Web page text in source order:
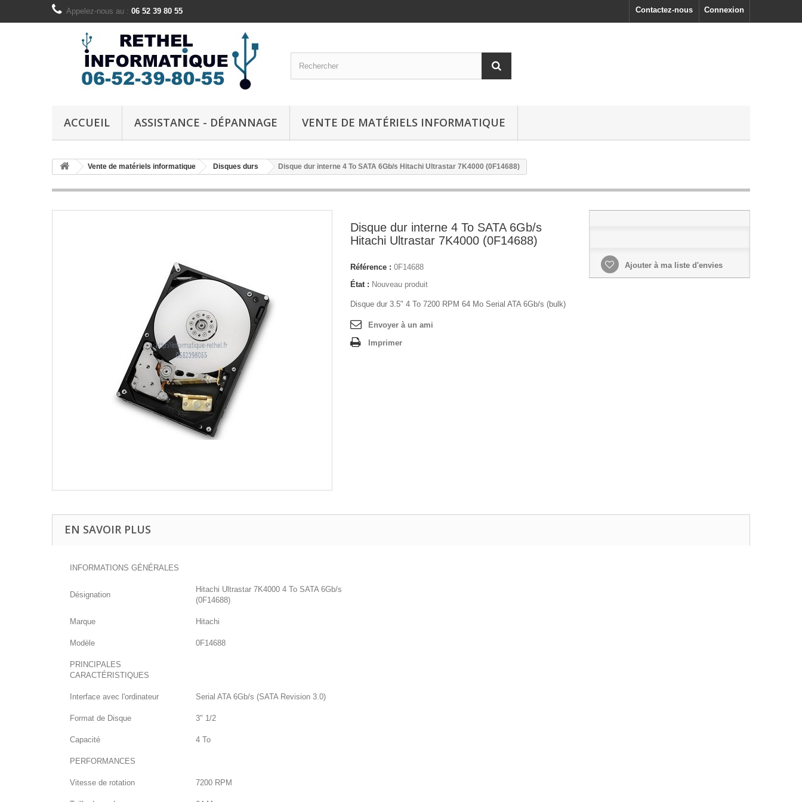
Connexion
Contactez-nous
Appelez-nous au : 06 52 39 80 55
ACCUEIL ASSISTANCE - DÉPANNAGE VENTE DE MATÉRIELS INFORMATIQUE
Vente de matériels informatique Disques durs Disque dur interne 4 To SATA 6Gb/s Hitachi Ultrastar 7K4000 (0F14688)
Disque dur interne 4 To SATA 6Gb/s
Hitachi Ultrastar 7K4000 (0F14688)
Référence : 0F14688
État : Nouveau produit
Disque dur 3.5" 4 To 7200 RPM 64 Mo Serial ATA 6Gb/s (bulk)
Envoyer à un ami
Imprimer
Ajouter à ma liste d'envies
EN SAVOIR PLUS
INFORMATIONS GÉNÉRALES
Désignation
Hitachi Ultrastar 7K4000 4 To SATA 6Gb/s
(0F14688)
Marque Hitachi
Modèle 0F14688
PRINCIPALES
CARACTÉRISTIQUES
Interface avec l'ordinateur Serial ATA 6Gb/s (SATA Revision 3.0)
Format de Disque 3" 1/2
Capacité 4 To
PERFORMANCES
Vitesse de rotation 7200 RPM